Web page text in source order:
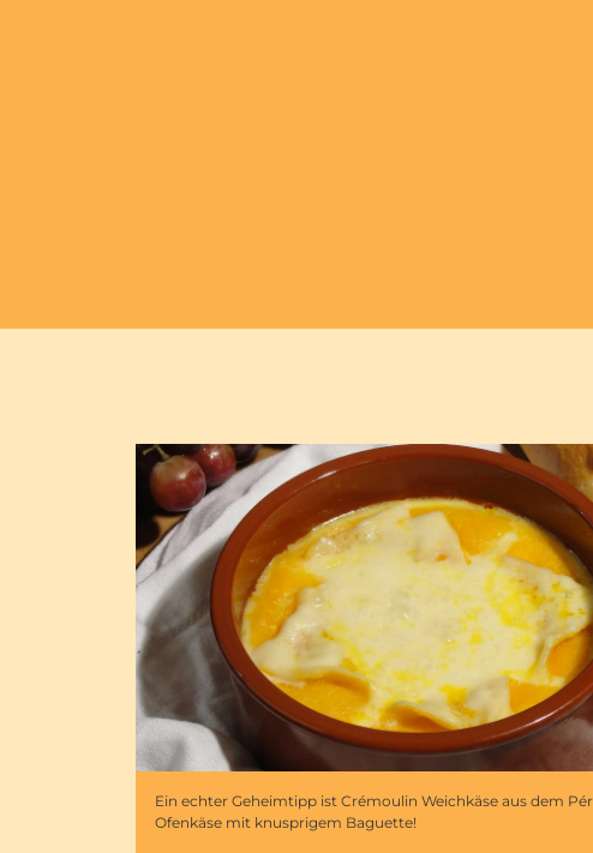
Ein echter Geheimtipp ist Crémoulin Weichkäse aus dem
Ofenkäse mit knusprigem Baguette!